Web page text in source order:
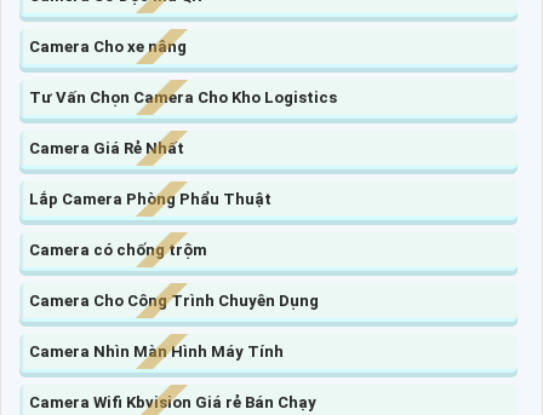
Camera Cho xe nâng
Tư Vấn Chọn Camera Cho Kho Logistics
Camera Giá Rẻ Nhất
Lắp Camera Phòng Phẩu Thuật
Camera có chống trộm
Camera Cho Công Trình Chuyên Dụng
Camera Nhìn Màn Hình Máy Tính
Camera Wifi Kbvision Giá rẻ Bán Chạy